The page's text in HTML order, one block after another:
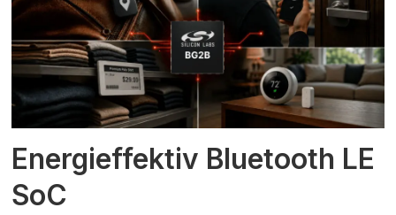
Energieffektiv Bluetooth LE
SoC